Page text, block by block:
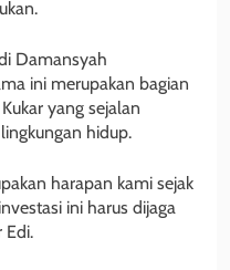
Damansyah
ini merupakan bagian
yang sejalan
hidup.
harapan kami sejak
ini harus dijaga
Edi.